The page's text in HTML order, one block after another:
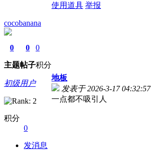
使用道具 举报
cocobanana
0
主题
0
帖子
0
积分
初级用户
积分
0
发消息
地板
发表于 2026-3-17 04:32:57
一点都不吸引人